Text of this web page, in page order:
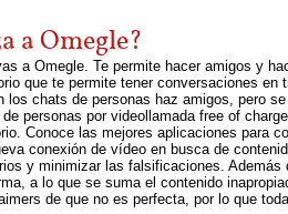
a Omegle?
a Omegle. Te permite hacer amigos y
que te permite tener conversaciones
los chats de personas haz amigos, pero
personas por videollamada free of
Conoce las mejores aplicaciones para
conexión de vídeo en busca de
y minimizar las falsificaciones.
a lo que se suma el contenido
de que no es perfecta, por lo que